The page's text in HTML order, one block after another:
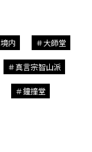
境内 大師堂
真言宗智山派
鐘撞堂